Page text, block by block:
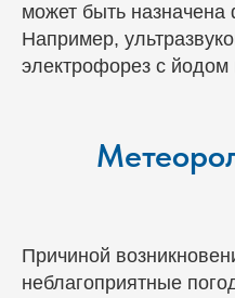
может быть назначена
Например,
электрофорез с йодом
Причиной
неблагоприятные